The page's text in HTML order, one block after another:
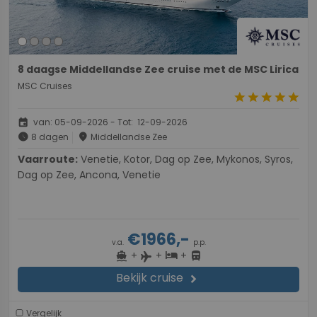
8 daagse Middellandse Zee cruise met de MSC Lirica
MSC Cruises
starstarstarstarstar
event van: 05-09-2026 - Tot: 12-09-2026
schedule 8 dagen place Middellandse Zee
Vaarroute:
Dag op Zee, Ancona, Venetie
v.a.€1966,- p.p.
directions_boat + flight + hotel+ directions_bus
Bekijk cruise chevron_right
Vergelijk